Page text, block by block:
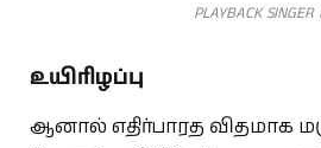
PLAYBACK SINGER
உயிரிழப்பு
ஆனால் எதிர்பாரத விதமாக